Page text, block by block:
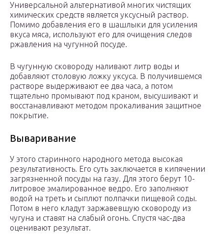
Универсальной альтернативой многих чистящих
химических средств является уксусный раствор.
Помимо добавления его в шашлыки для усиления
вкуса мяса, используют его для очищения следов
ржавления на чугунной посуде.
В чугунную сковороду наливают литр воды и
добавляют столовую ложку уксуса. В получившемся
растворе выдерживают ее два часа, а потом
тщательно промывают под краном, высушивают и
восстанавливают методом прокаливания защитное
покрытие.
Вываривание
У этого старинного народного метода высокая
результативность. Его суть заключается в кипячении
загрязненной посуды на газу. Для этого берут 10-
литровое эмалированное ведро. Его заполняют
водой на треть и сыплют полпачки пищевой соды.
Потом в него кладут заржавевшую сковороду из
чугуна и ставят на слабый огонь. Спустя час-два
оценивают результат.